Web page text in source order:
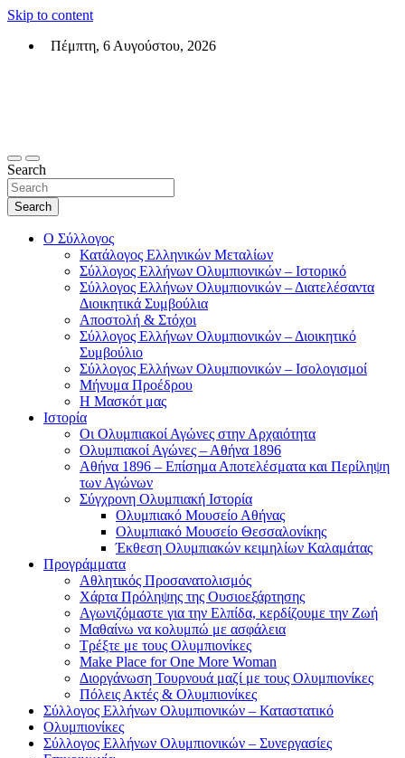
Skip to content
Πέμπτη, 6 Αυγούστου, 2026
Search
Search
Ο Σύλλογος
Κατάλογος Ελληνικών Μεταλίων
Σύλλογος Ελλήνων Ολυμπιονικών – Ιστορικό
Σύλλογος Ελλήνων Ολυμπιονικών – Διατελέσαντα
Διοικητικά Συμβούλια
Αποστολή & Στόχοι
Σύλλογος Ελλήνων Ολυμπιονικών – Διοικητικό
Συμβούλιο
Σύλλογος Ελλήνων Ολυμπιονικών – Ισολογισμοί
Μήνυμα Προέδρου
Η Μασκότ μας
Ιστορία
Οι Ολυμπιακοί Αγώνες στην Αρχαιότητα
Ολυμπιακοί Αγώνες – Αθήνα 1896
Αθήνα 1896 – Επίσημα Αποτελέσματα και Περίληψη
των Αγώνων
Σύγχρονη Ολυμπιακή Ιστορία
Ολυμπιακό Μουσείο Αθήνας
Ολυμπιακό Μουσείο Θεσσαλονίκης
Έκθεση Ολυμπιακών κειμηλίων Καλαμάτας
Προγράμματα
Αθλητικός Προσανατολισμός
Χάρτα Πρόληψης της Ουσιοεξάρτησης
Αγωνιζόμαστε για την Ελπίδα, κερδίζουμε την Ζωή
Μαθαίνω να κολυμπώ με ασφάλεια
Τρέξτε με τους Ολυμπιονίκες
Make Place for One More Woman
Διοργάνωση Τουρνουά μαζί με τους Ολυμπιονίκες
Πόλεις Ακτές & Ολυμπιονίκες
Σύλλογος Ελλήνων Ολυμπιονικών – Καταστατικό
Ολυμπιονίκες
Σύλλογος Ελλήνων Ολυμπιονικών – Συνεργασίες